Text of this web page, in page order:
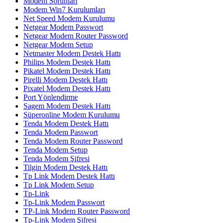
Modem Win7 Kurulumları
Net Speed Modem Kurulumu
Netgear Modem Passwort
Netgear Modem Router Password
Netgear Modem Setup
Netmaster Modem Destek Hattı
Philips Modem Destek Hattı
Pikatel Modem Destek Hattı
Pirelli Modem Destek Hattı
Pixatel Modem Destek Hattı
Port Yönlendirme
Sagem Modem Destek Hattı
Süperonline Modem Kurulumu
Tenda Modem Destek Hattı
Tenda Modem Passwort
Tenda Modem Router Password
Tenda Modem Setup
Tenda Modem Şifresi
Tilgin Modem Destek Hattı
Tp Link Modem Destek Hattı
Tp Link Modem Setup
Tp-Link
Tp-Link Modem Passwort
TP-Link Modem Router Password
Tp-Link Modem Şifresi